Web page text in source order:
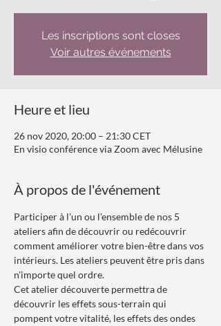
Les inscriptions sont closes
Voir autres événements
Heure et lieu
26 nov 2020, 20:00 – 21:30 CET
En visio conférence via Zoom avec Mélusine
À propos de l'événement
Participer à l'un ou l'ensemble de nos 5
ateliers afin de découvrir ou redécouvrir
comment améliorer votre bien-être dans vos
intérieurs. Les ateliers peuvent être pris dans
n'importe quel ordre.
Cet atelier découverte permettra de
découvrir les effets sous-terrain qui
pompent votre vitalité, les effets des ondes